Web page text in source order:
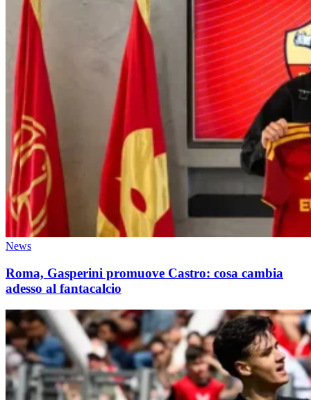
News
Roma, Gasperini promuove Castro: cosa cambia
adesso al fantacalcio